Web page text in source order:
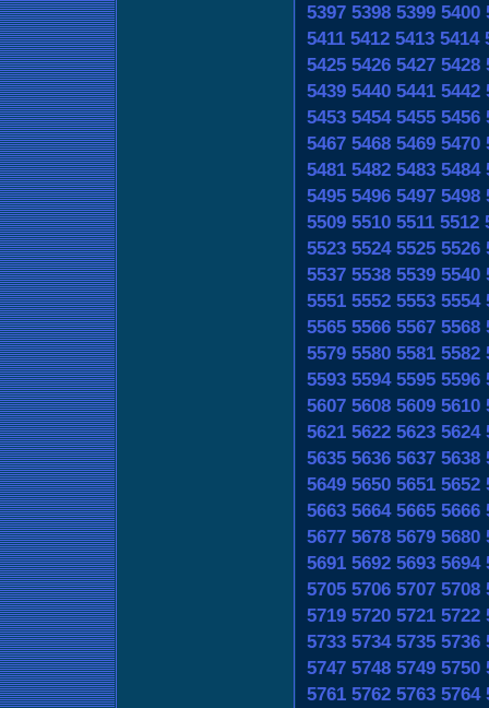
5397 5398 5399 5400
5411 5412 5413 5414
5425 5426 5427 5428
5439 5440 5441 5442
5453 5454 5455 5456
5467 5468 5469 5470
5481 5482 5483 5484
5495 5496 5497 5498
5509 5510 5511 5512
5523 5524 5525 5526
5537 5538 5539 5540
5551 5552 5553 5554
5565 5566 5567 5568
5579 5580 5581 5582
5593 5594 5595 5596
5607 5608 5609 5610
5621 5622 5623 5624
5635 5636 5637 5638
5649 5650 5651 5652
5663 5664 5665 5666
5677 5678 5679 5680
5691 5692 5693 5694
5705 5706 5707 5708
5719 5720 5721 5722
5733 5734 5735 5736
5747 5748 5749 5750
5761 5762 5763 5764